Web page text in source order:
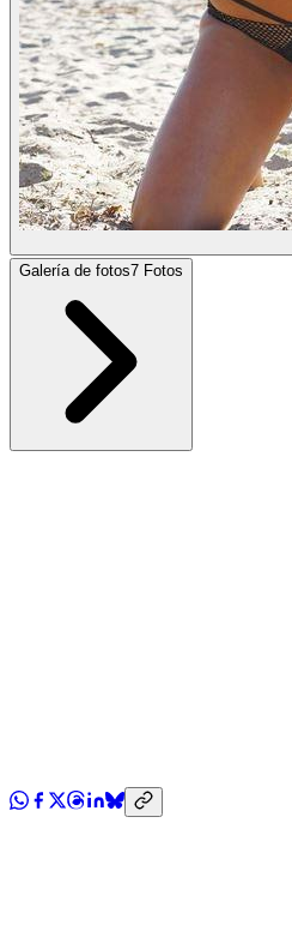
Galería de fotos7 Fotos